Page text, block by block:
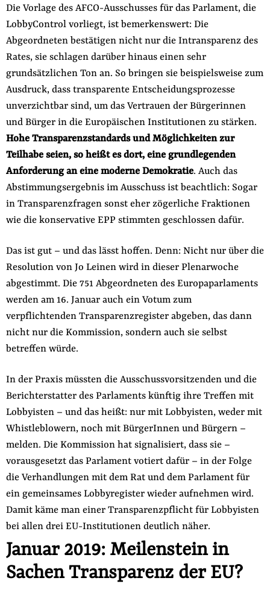
Die Vorlage des AFCO-Ausschusses für das Parlament, die
LobbyControl vorliegt, ist bemerkenswert: Die
Abgeordneten bestätigen nicht nur die Intransparenz des
Rates, sie schlagen darüber hinaus einen sehr
grundsätzlichen Ton an. So bringen sie beispielsweise zum
Ausdruck, dass transparente Entscheidungsprozesse
unverzichtbar sind, um das Vertrauen der Bürgerinnen
und Bürger in die Europäischen Institutionen zu stärken.
Hohe Transparenzstandards und Möglichkeiten zur
Teilhabe seien, so heißt es dort, eine grundlegenden
Anforderung an eine moderne Demokratie. Auch das
Abstimmungsergebnis im Ausschuss ist beachtlich: Sogar
in Transparenzfragen sonst eher zögerliche Fraktionen
wie die konservative EPP stimmten geschlossen dafür.
Das ist gut – und das lässt hoffen. Denn: Nicht nur über die
Resolution von Jo Leinen wird in dieser Plenarwoche
abgestimmt. Die 751 Abgeordneten des Europaparlaments
werden am 16. Januar auch ein Votum zum
verpflichtenden Transparenzregister abgeben, das dann
nicht nur die Kommission, sondern auch sie selbst
betreffen würde.
In der Praxis müssten die Ausschussvorsitzenden und die
Berichterstatter des Parlaments künftig ihre Treffen mit
Lobbyisten – und das heißt: nur mit Lobbyisten, weder mit
Whistleblowern, noch mit BürgerInnen und Bürgern –
melden. Die Kommission hat signalisiert, dass sie –
vorausgesetzt das Parlament votiert dafür – in der Folge
die Verhandlungen mit dem Rat und dem Parlament für
ein gemeinsames Lobbyregister wieder aufnehmen wird.
Damit käme man einer Transparenzpflicht für Lobbyisten
bei allen drei EU-Institutionen deutlich näher.
Januar 2019: Meilenstein in
Sachen Transparenz der EU?